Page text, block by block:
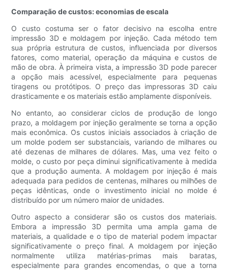
Comparação de custos: economias de escala
O custo costuma ser o fator decisivo na escolha entre
impressão 3D e moldagem por injeção. Cada método tem
sua própria estrutura de custos, influenciada por diversos
fatores, como material, operação da máquina e custos de
mão de obra. À primeira vista, a impressão 3D pode parecer
a opção mais acessível, especialmente para pequenas
tiragens ou protótipos. O preço das impressoras 3D caiu
drasticamente e os materiais estão amplamente disponíveis.
No entanto, ao considerar ciclos de produção de longo
prazo, a moldagem por injeção geralmente se torna a opção
mais econômica. Os custos iniciais associados à criação de
um molde podem ser substanciais, variando de milhares ou
até dezenas de milhares de dólares. Mas, uma vez feito o
molde, o custo por peça diminui significativamente à medida
que a produção aumenta. A moldagem por injeção é mais
adequada para pedidos de centenas, milhares ou milhões de
peças idênticas, onde o investimento inicial no molde é
distribuído por um número maior de unidades.
Outro aspecto a considerar são os custos dos materiais.
Embora a impressão 3D permita uma ampla gama de
materiais, a qualidade e o tipo de material podem impactar
significativamente o preço final. A moldagem por injeção
normalmente utiliza matérias-primas mais baratas,
especialmente para grandes encomendas, o que a torna